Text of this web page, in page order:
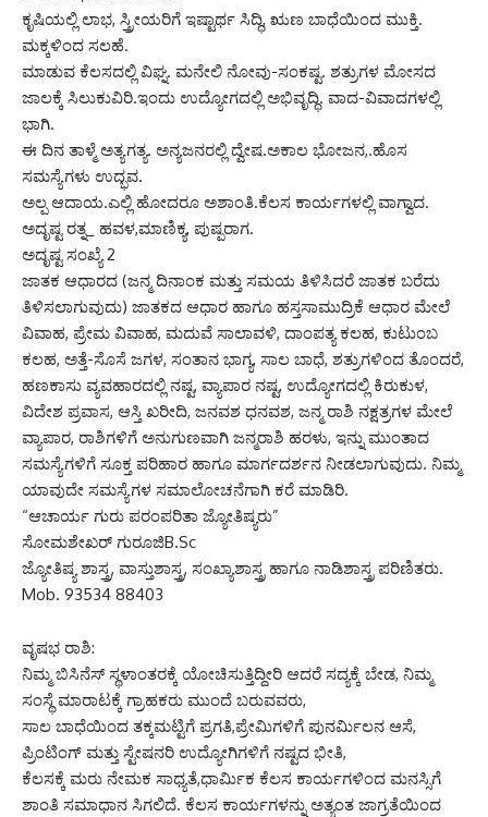
ಕೃಷಿಯಲ್ಲಿ ಲಾಭ, ಸ್ತ್ರೀಯರಿಗೆ ಇಷ್ಟಾರ್ಥ ಸಿದ್ಧಿ, ಋಣ ಬಾಧೆಯಿಂದ ಮುಕ್ತಿ.
ಮಕ್ಕಳಿಂದ ಸಲಹೆ.
ಮಾಡುವ ಕೆಲಸದಲ್ಲಿ ವಿಘ್ನ. ಮನೇಲಿ ನೋವು-ಸಂಕಷ್ಟ. ಶತ್ರುಗಳ ಮೋಸದ
ಜಾಲಕ್ಕೆ ಸಿಲುಕುವಿರಿ.ಇಂದು ಉದ್ಯೋಗದಲ್ಲಿ ಅಭಿವೃದ್ಧಿ. ವಾದ-ವಿವಾದಗಳಲ್ಲಿ
ಭಾಗಿ.
ಈ ದಿನ ತಾಳ್ಮೆ ಅತ್ಯಗತ್ಯ. ಅನ್ಯಜನರಲ್ಲಿ ದ್ವೇಷ.ಅಕಾಲ ಭೋಜನ,.ಹೊಸ
ಸಮಸ್ಯೆಗಳು ಉದ್ಭವ.
ಅಲ್ಪ ಆದಾಯ.ಎಲ್ಲಿ ಹೋದರೂ ಅಶಾಂತಿ.ಕೆಲಸ ಕಾರ್ಯಗಳಲ್ಲಿ ವಾಗ್ವಾದ.
ಅದೃಷ್ಟ ರತ್ನ_ ಹವಳ,ಮಾಣಿಕ್ಯ, ಪುಷ್ಪರಾಗ.
ಅದೃಷ್ಟ ಸಂಖ್ಯೆ 2
ಜಾತಕ ಆಧಾರದ (ಜನ್ಮ ದಿನಾಂಕ ಮತ್ತು ಸಮಯ ತಿಳಿಸಿದರೆ ಜಾತಕ ಬರೆದು
ತಿಳಿಸಲಾಗುವುದು) ಜಾತಕದ ಆಧಾರ ಹಾಗೂ ಹಸ್ತಸಾಮುದ್ರಿಕೆ ಆಧಾರ ಮೇಲೆ
ವಿವಾಹ, ಪ್ರೇಮ ವಿವಾಹ, ಮದುವೆ ಸಾಲಾವಳಿ, ದಾಂಪತ್ಯ ಕಲಹ, ಕುಟುಂಬ
ಕಲಹ, ಅತ್ತೆ-ಸೊಸೆ ಜಗಳ, ಸಂತಾನ ಭಾಗ್ಯ, ಸಾಲ ಬಾಧೆ, ಶತ್ರುಗಳಿಂದ ತೊಂದರೆ,
ಹಣಕಾಸು ವ್ಯವಹಾರದಲ್ಲಿ ನಷ್ಟ, ವ್ಯಾಪಾರ ನಷ್ಟ, ಉದ್ಯೋಗದಲ್ಲಿ ಕಿರುಕುಳ,
ವಿದೇಶ ಪ್ರವಾಸ, ಆಸ್ತಿ ಖರೀದಿ, ಜನವಶ ಧನವಶ, ಜನ್ಮ ರಾಶಿ ನಕ್ಷತ್ರಗಳ ಮೇಲೆ
ವ್ಯಾಪಾರ, ರಾಶಿಗಳಿಗೆ ಅನುಗುಣವಾಗಿ ಜನ್ಮರಾಶಿ ಹರಳು, ಇನ್ನು ಮುಂತಾದ
ಸಮಸ್ಯೆಗಳಿಗೆ ಸೂಕ್ತ ಪರಿಹಾರ ಹಾಗೂ ಮಾರ್ಗದರ್ಶನ ನೀಡಲಾಗುವುದು. ನಿಮ್ಮ
ಯಾವುದೇ ಸಮಸ್ಯೆಗಳ ಸಮಾಲೋಚನೆಗಾಗಿ ಕರೆ ಮಾಡಿರಿ.
“ಆಚಾರ್ಯ ಗುರು ಪರಂಪರಿತಾ ಜ್ಯೋತಿಷ್ಯರು”
ಸೋಮಶೇಖರ್ ಗುರೂಜಿB.Sc
ಜ್ಯೋತಿಷ್ಯ ಶಾಸ್ತ್ರ, ವಾಸ್ತುಶಾಸ್ತ್ರ, ಸಂಖ್ಯಾಶಾಸ್ತ್ರ ಹಾಗೂ ನಾಡಿಶಾಸ್ತ್ರ ಪರಿಣಿತರು.
Mob. 93534 88403
ವೃಷಭ ರಾಶಿ:
ನಿಮ್ಮ ಬಿಸಿನೆಸ್ ಸ್ಥಳಾಂತರಕ್ಕೆ ಯೋಚಿಸುತ್ತಿದ್ದೀರಿ ಆದರೆ ಸದ್ಯಕ್ಕೆ ಬೇಡ, ನಿಮ್ಮ
ಸಂಸ್ಥೆ ಮಾರಾಟಕ್ಕೆ ಗ್ರಾಹಕರು ಮುಂದೆ ಬರುವವರು,
ಸಾಲ ಬಾಧೆಯಿಂದ ತಕ್ಕಮಟ್ಟಿಗೆ ಪ್ರಗತಿ,ಪ್ರೇಮಿಗಳಿಗೆ ಪುನರ್ಮಿಲನ ಆಸೆ,
ಪ್ರಿಂಟಿಂಗ್ ಮತ್ತು ಸ್ಟೇಷನರಿ ಉದ್ಯೋಗಿಗಳಿಗೆ ನಷ್ಟದ ಭೀತಿ,
ಕೆಲಸಕ್ಕೆ ಮರು ನೇಮಕ ಸಾಧ್ಯತೆ,ಧಾರ್ಮಿಕ ಕೆಲಸ ಕಾರ್ಯಗಳಿಂದ ಮನಸ್ಸಿಗೆ
ಶಾಂತಿ ಸಮಾಧಾನ ಸಿಗಲಿದೆ. ಕೆಲಸ ಕಾರ್ಯಗಳನ್ನು ಅತ್ಯಂತ ಜಾಗ್ರತೆಯಿಂದ